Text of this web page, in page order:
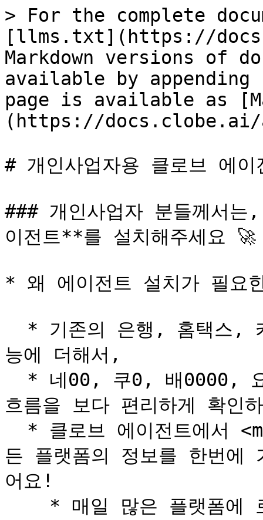
> For the complete
[llms.txt](https://
Markdown versions of
available by
page is available as
(https://docs.clobe.ai/
# 개인사업자용 클로브 에이
### 개인사업자 분들께서
이전트**를 설치해주세요 🚀
* 왜 에이전트 설치가 필요
능에 더해서,
흐름을 보다 편리하게 확인
든 플랫폼의 정보를 한번
어요!